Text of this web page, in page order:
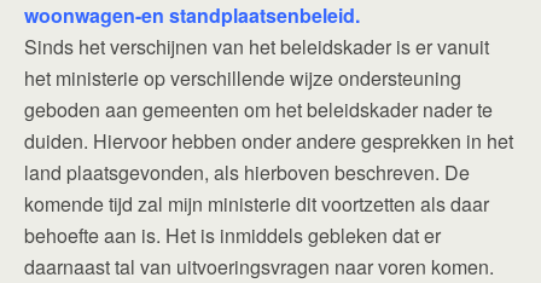
woonwagen-en standplaatsenbeleid.
Sinds het verschijnen van het beleidskader is er vanuit
het ministerie op verschillende wijze ondersteuning
geboden aan gemeenten om het beleidskader nader te
duiden. Hiervoor hebben onder andere gesprekken in het
land plaatsgevonden, als hierboven beschreven. De
komende tijd zal mijn ministerie dit voortzetten als daar
behoefte aan is. Het is inmiddels gebleken dat er
daarnaast tal van uitvoeringsvragen naar voren komen.